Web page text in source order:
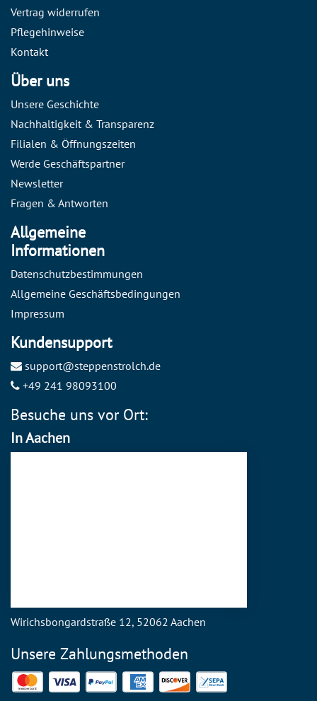
Besuche uns vor Ort:
In Aachen
Wirichsbongardstraße 12, 52062 Aachen
Vertrag widerrufen
Pflegehinweise
Kontakt
Über uns
Unsere Geschichte
Nachhaltigkeit & Transparenz
Filialen & Öffnungszeiten
Werde Geschäftspartner
Newsletter
Fragen & Antworten
Allgemeine
Informationen
Datenschutzbestimmungen
Allgemeine Geschäftsbedingungen
Impressum
Kundensupport
support@steppenstrolch.de
+49 241 98093100
Unsere Zahlungsmethoden